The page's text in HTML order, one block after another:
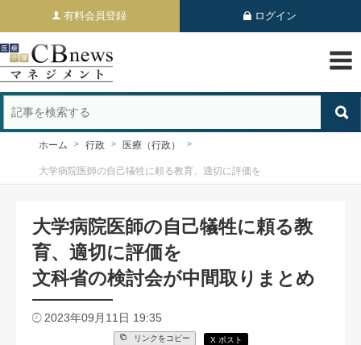
有料会員登録 ログイン
ホーム 行政 医療（行政）
大学病院医師の自己犠牲に頼る教育、適切に評価を
大学病院医師の自己犠牲に頼る教
育、適切に評価を
文科省の検討会が中間取りまとめ
2023年09月11日 19:35
リンクをコピー X ポスト